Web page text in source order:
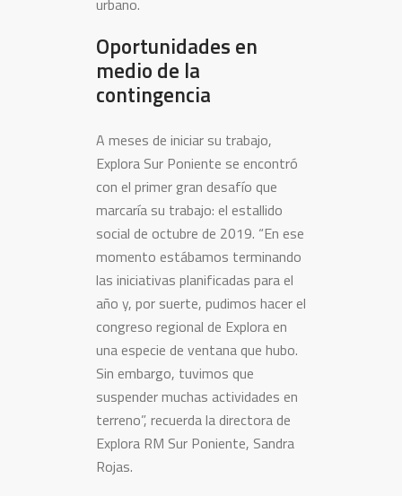
urbano.
Oportunidades en
medio de la
contingencia
A meses de iniciar su trabajo,
Explora Sur Poniente se encontró
con el primer gran desafío que
marcaría su trabajo: el estallido
social de octubre de 2019. “En ese
momento estábamos terminando
las iniciativas planificadas para el
año y, por suerte, pudimos hacer el
congreso regional de Explora en
una especie de ventana que hubo.
Sin embargo, tuvimos que
suspender muchas actividades en
terreno”, recuerda la directora de
Explora RM Sur Poniente, Sandra
Rojas.